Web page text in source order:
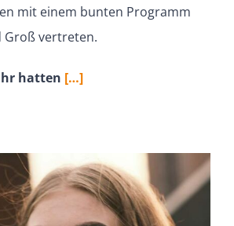
mit einem bunten Programm
Groß vertreten.
hatten […]